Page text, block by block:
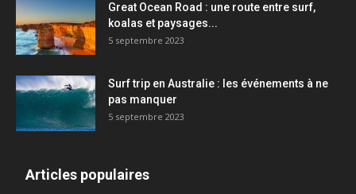
Great Ocean Road : une route entre surf,
koalas et paysages...
5 septembre 2023
Surf trip en Australie : les événements à ne
pas manquer
5 septembre 2023
Articles populaires